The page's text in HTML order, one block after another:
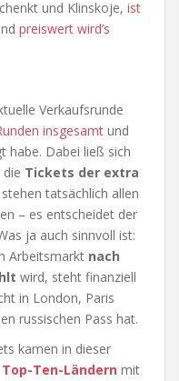
und Klinskoje, ist
preiswert wird’s
Verkaufsrunde
insgesamt und
habe. Dabei ließ sich
die Tickets der extra
stehen tatsächlich allen
– es entscheidet der
ja auch sinnvoll ist:
Arbeitsmarkt nach
wird, steht finanziell
in London, Paris
russischen Pass hat.
kamen in dieser
Top-Ten-Ländern mit